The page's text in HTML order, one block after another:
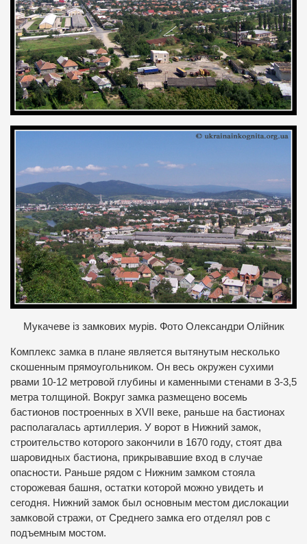
Мукачеве із замкових мурів. Фото Олександри Олійник
Комплекс замка в плане является вытянутым несколько
скошенным прямоугольником. Он весь окружен сухими
рвами 10-12 метровой глубины и каменными стенами в 3-3,5
метра толщиной. Вокруг замка размещено восемь
бастионов построенных в XVII веке, раньше на бастионах
располагалась артиллерия. У ворот в Нижний замок,
строительство которого закончили в 1670 году, стоят два
шаровидных бастиона, прикрывавшие вход в случае
опасности. Раньше рядом с Нижним замком стояла
сторожевая башня, остатки которой можно увидеть и
сегодня. Нижний замок был основным местом дислокации
замковой стражи, от Среднего замка его отделял ров с
подъемным мостом.